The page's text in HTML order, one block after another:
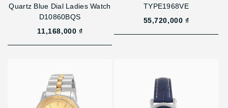
Quartz Blue Dial Ladies Watch
D10860BQS
11,168,000 ₫
TYPE1968VE
55,720,000 ₫